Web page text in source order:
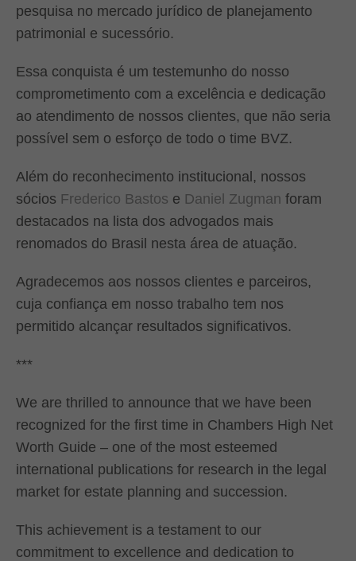
pesquisa no mercado jurídico de planejamento
patrimonial e sucessório.
Essa conquista é um testemunho do nosso
comprometimento com a excelência e dedicação
ao atendimento de nossos clientes, que não seria
possível sem o esforço de todo o time BVZ.
Além do reconhecimento institucional, nossos
sócios Frederico Bastos e Daniel Zugman foram
destacados na lista dos advogados mais
renomados do Brasil nesta área de atuação.
Agradecemos aos nossos clientes e parceiros,
cuja confiança em nosso trabalho tem nos
permitido alcançar resultados significativos.
***
We are thrilled to announce that we have been
recognized for the first time in Chambers High Net
Worth Guide – one of the most esteemed
international publications for research in the legal
market for estate planning and succession.
This achievement is a testament to our
commitment to excellence and dedication to